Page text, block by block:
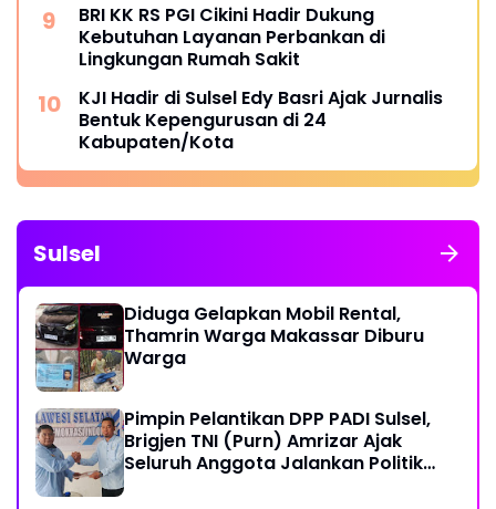
BRI KK RS PGI Cikini Hadir Dukung
Kebutuhan Layanan Perbankan di
Lingkungan Rumah Sakit
KJI Hadir di Sulsel Edy Basri Ajak Jurnalis
Bentuk Kepengurusan di 24
Kabupaten/Kota
Sulsel
Diduga Gelapkan Mobil Rental,
Thamrin Warga Makassar Diburu
Warga
Pimpin Pelantikan DPP PADI Sulsel,
Brigjen TNI (Purn) Amrizar Ajak
Seluruh Anggota Jalankan Politik